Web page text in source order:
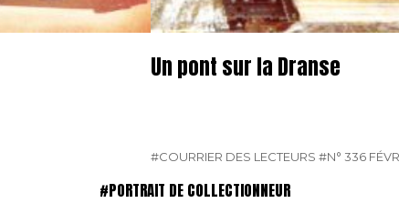
Un pont sur la Dranse
#COURRIER DES LECTEURS #N° 336
#PORTRAIT DE COLLECTIONNEUR